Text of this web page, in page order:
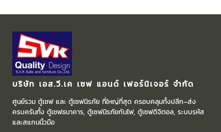
บริษัท เอส.วี.เค เซฟ แอนด์ เฟอร์นิเจอร์ จำกัด
ศูนย์รวม ตู้เซฟ และ ตู้เซฟนิรภัย ที่ใหญ่ที่สุด ครอบคลุมทั้งปลีก–ส่ง
ครบครันทั้ง ตู้เซฟธนาคาร, ตู้เซฟนิรภัยกันไฟ, ตู้เซฟดิจิตอล, ระบบรหัส
และสแกนนิ้วมือ